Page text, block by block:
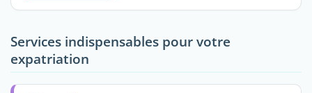
Services indispensables pour votre
expatriation